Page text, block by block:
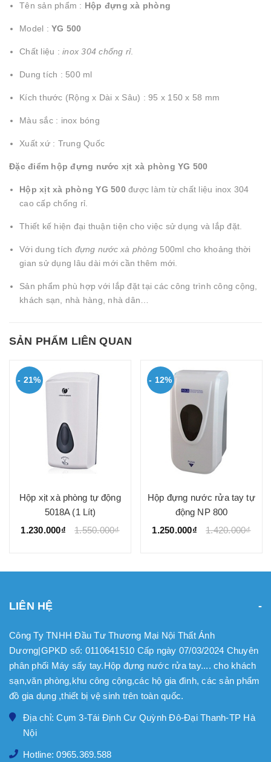
Tên sản phẩm : Hộp đựng xà phòng
Model : YG 500
Chất liệu : inox 304 chống rỉ.
Dung tích : 500 ml
Kích thước (Rộng x Dài x Sâu) : 95 x 150 x 58 mm
Màu sắc : inox bóng
Xuất xứ : Trung Quốc
Đặc điểm hộp đựng nước xịt xà phòng YG 500
Hộp xịt xà phòng YG 500 được làm từ chất liệu inox 304
cao cấp chống rỉ.
Thiết kế hiện đại thuận tiện cho việc sử dụng và lắp đặt.
Với dung tích đựng nước xà phòng 500ml cho khoảng thời
gian sử dụng lâu dài mới cần thêm mới.
Sản phẩm phù hợp với lắp đặt tại các công trình công cộng,
khách sạn, nhà hàng, nhà dân…
SẢN PHẨM LIÊN QUAN
- 21%
Hộp xịt xà phòng tự động
5018A (1 Lít)
1.230.000₫
1.550.000₫
- 12%
Hộp đựng nước rửa tay tự
động NP 800
1.250.000₫
1.420.000₫
LIÊN HỆ
Công Ty TNHH Đầu Tư Thương Mại Nội Thất Ánh
Dương|GPKD số: 0110641510 Cấp ngày 07/03/2024 Chuyên
phân phối Máy sấy tay.Hộp đựng nước rửa tay.... cho khách
sạn,văn phòng,khu công cộng,các hộ gia đình, các sản phẩm
đồ gia dụng ,thiết bị vệ sinh trên toàn quốc.
Địa chỉ: Cụm 3-Tái Định Cư Quỳnh Đô-Đại Thanh-TP Hà
Nội
Hotline: 0965.369.588